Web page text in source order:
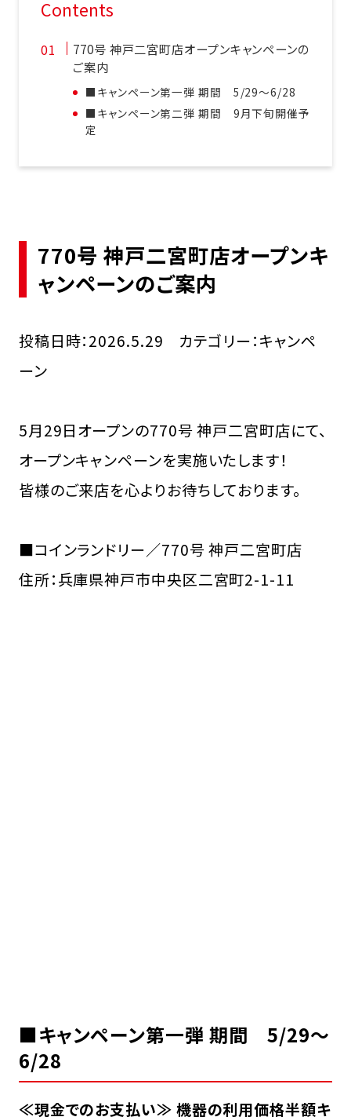
Contents
770号 神戸二宮町店オープンキャンペーンの
ご案内
■キャンペーン第一弾 期間 5/29～6/28
■キャンペーン第二弾 期間 9月下旬開催予
定
770号 神戸二宮町店オープンキ
ャンペーンのご案内
投稿日時：2026.5.29 カテゴリー：キャンペ
ーン
5月29日オープンの770号 神戸二宮町店にて、
オープンキャンペーンを実施いたします！
皆様のご来店を心よりお待ちしております。
■コインランドリー／770号 神戸二宮町店
住所：兵庫県神戸市中央区二宮町2-1-11
■キャンペーン第一弾 期間 5/29～
6/28
≪現金でのお支払い≫ 機器の利用価格半額キ